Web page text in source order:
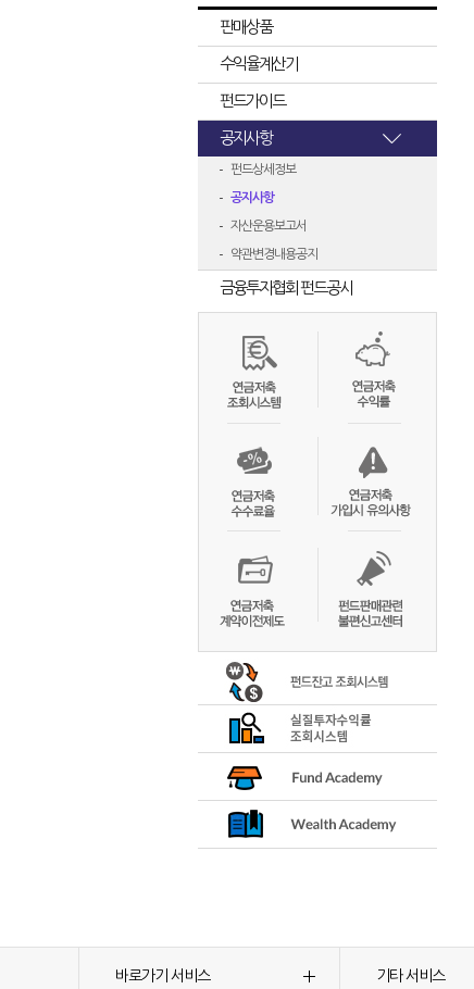
판매상품
수익율계산기
펀드가이드
공지사항
펀드상세정보
공지사항
자산운용보고서
약관변경내용공지
금융투자협회 펀드공시
바로가기 서비스 기타 서비스